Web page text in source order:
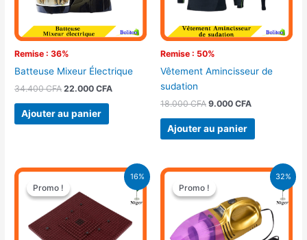
Remise : 36%
Batteuse Mixeur Électrique
34.400CFA 22.000CFA
Ajouter au panier
Remise : 50%
Vêtement Amincisseur de
sudation
18.000CFA 9.000 CFA
Ajouter au panier
16%
Promo !
Promo !
Le
prix
initial
était :
7.000 CFA.
Le
est :
5.900 CFA.
32%
Promo !
Promo !
Le
prix
initial
était :
22.000 CFA.
Le
prix
est :
14.900 CFA.